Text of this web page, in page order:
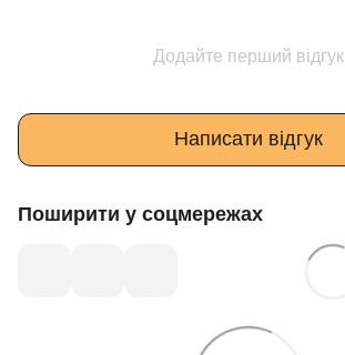
Додайте перший відгук
Написати відгук
Поширити у соцмережах